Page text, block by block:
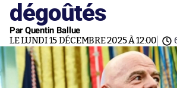
dégoûtés
Par Quentin Ballue
LE LUNDI 15 DÉCEMBRE 2025 À 12:00